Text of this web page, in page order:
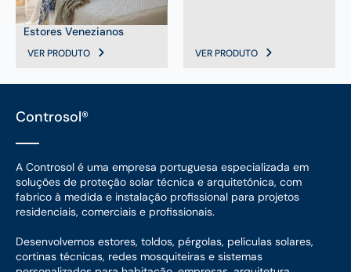
Estores Venezianos
VER PRODUTO VER PRODUTO
Controsol®
A Controsol é uma empresa portuguesa especializada em
soluções de proteção solar técnica e arquitetónica, com
fabrico à medida e instalação profissional para projetos
residenciais, comerciais e profissionais.
Desenvolvemos estores, toldos, pérgolas, películas solares,
cortinas técnicas, redes mosquiteiras e sistemas